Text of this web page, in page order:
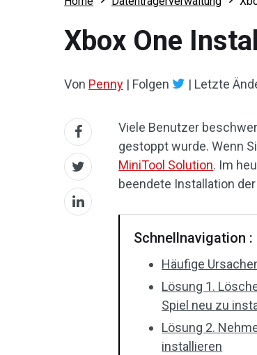
Xbox One
Von Penny | Folgen | Letzte
Viele Benutzer
gestoppt wurde. Wenn
MiniTool Solution. Im
beendete Installation
Schnellnavigation :
Häufige
Lösung 1.
Spiel neu zu
Lösung 2.
installieren